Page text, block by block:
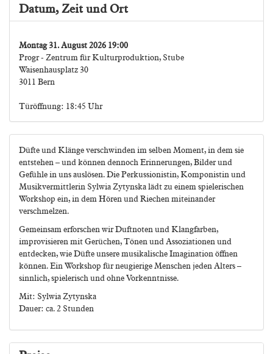
Datum, Zeit und Ort
Montag 31. August 2026 19:00
Progr - Zentrum für Kulturproduktion, Stube
Waisenhausplatz 30
3011 Bern
Türöffnung: 18:45 Uhr
Düfte und Klänge verschwinden im selben Moment, in dem sie
entstehen – und können dennoch Erinnerungen, Bilder und
Gefühle in uns auslösen. Die Perkussionistin, Komponistin und
Musikvermittlerin Sylwia Zytynska lädt zu einem spielerischen
Workshop ein, in dem Hören und Riechen miteinander
verschmelzen.
Gemeinsam erforschen wir Duftnoten und Klangfarben,
improvisieren mit Gerüchen, Tönen und Assoziationen und
entdecken, wie Düfte unsere musikalische Imagination öffnen
können. Ein Workshop für neugierige Menschen jeden Alters –
sinnlich, spielerisch und ohne Vorkenntnisse.
Mit: Sylwia Zytynska
Dauer: ca. 2 Stunden